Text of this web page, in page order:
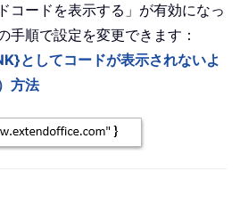
コードを表示する」が有効になっ
手順で設定を変更できます：
としてコードが表示されないよ
方法